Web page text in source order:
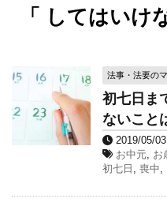
「 してはいけ
法事・法要の
初七日ま
ないこと
2019/05/03
お中元 お
初七日
喪中